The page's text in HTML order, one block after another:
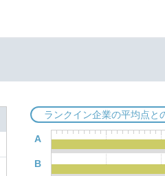
ランクイン企業の平均点と
A
B